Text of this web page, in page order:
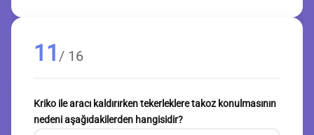
11 / 16
Kriko ile aracı kaldırırken tekerleklere takoz konulmasının
nedeni aşağıdakilerden hangisidir?